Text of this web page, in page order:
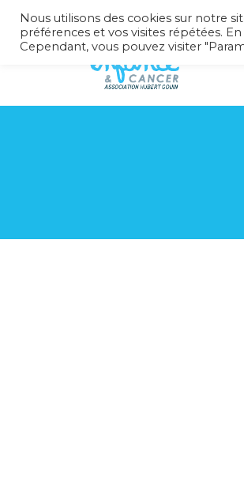
Nous utilisons des cookies sur notre
préférences et vos visites répétées.
Cependant, vous pouvez visiter